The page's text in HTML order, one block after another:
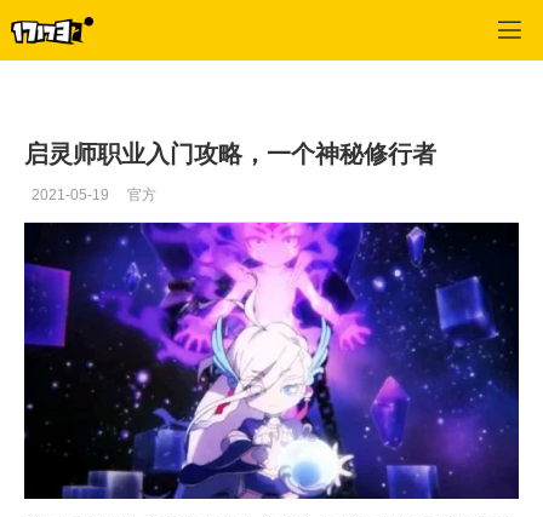
启灵师职业入门攻略，一个神秘修行者
2021-05-19 官方